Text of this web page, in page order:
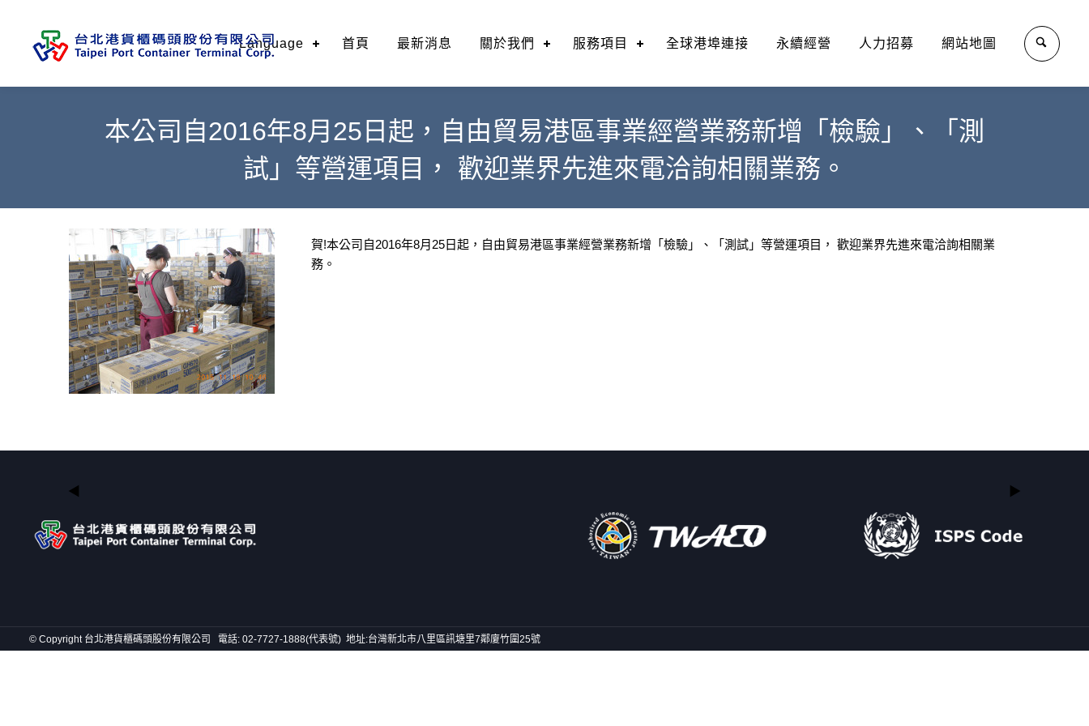
Language 首頁 最新消息 關於我們 服務項目 全球港埠連接 永續經營 人力招募 網站地圖
本公司自2016年8月25日起，自由貿易港區事業經營業務新增「檢驗」、「測
試」等營運項目， 歡迎業界先進來電洽詢相關業務。
賀!本公司自2016年8月25日起，自由貿易港區事業經營業務新增「檢驗」、「測試」等營運項目， 歡迎業界先進來電洽詢相關業
務。
© Copyright 台北港貨櫃碼頭股份有限公司 電話: 02-7727-1888(代表號) 地址:台灣新北市八里區訊塘里7鄰廈竹圍25號